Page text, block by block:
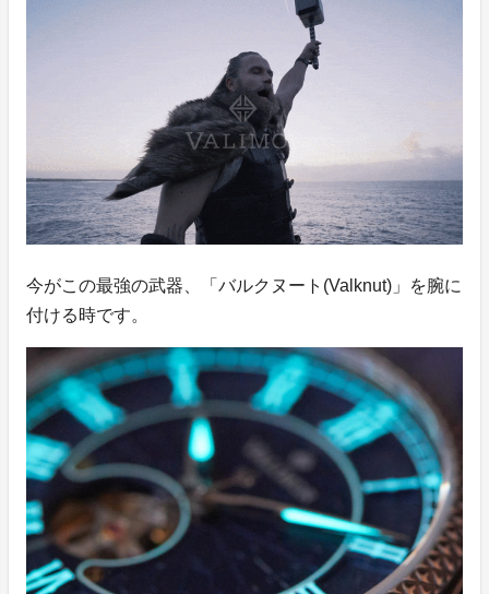
今がこの最強の武器、「バルクヌート(Valknut)」を腕に
付ける時です。